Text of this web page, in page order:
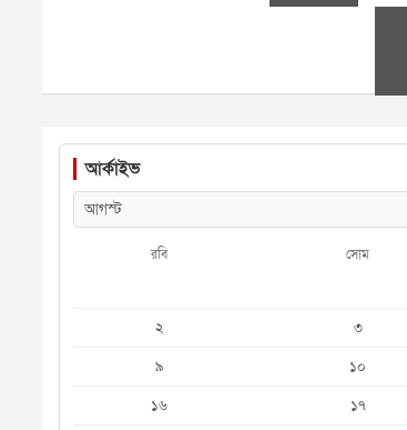
আর্কাইভ
রবি সোম
২
৩
৯
১০
১৬
১৭